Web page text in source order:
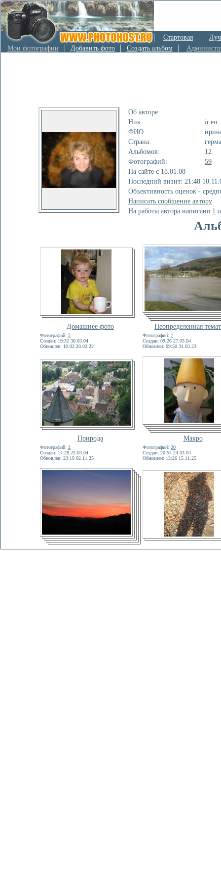
Стартовая
Мои фотографии
Добавить фото Создать альбом
Об авторе:
Ник
ir.en
ФИО
Страна:
Альбомов:
12
Фотографий:
59
На сайте с 18.01.08
Последний визит: 21:48
Объективность оценок -
Написать сообщение автору
На работы автора написано 1
Домашнее фото Неопределенная
Фотографий: 2
Создан: 19:32 30.03.04
Обновлен: 10:02 20.02.22
Фотографий: 7
Создан: 09:26 27.03.04
Обновлен: 09:50 31.03.23
Природа Макро
Фотографий: 2
Создан: 14:28 25.03.04
Обновлен: 23:19 02.11.25
Фотографий: 20
Создан: 20:54 24.03.04
Обновлен: 13:26 15.11.25